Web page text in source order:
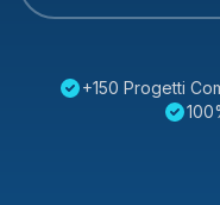
+150 Progetti